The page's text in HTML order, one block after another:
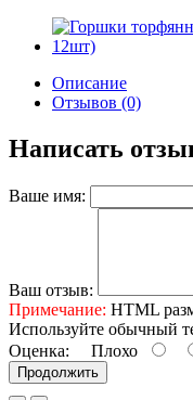
Описание
Отзывов (0)
Написать
Ваше имя:
Ваш отзыв:
Примечание: HTML
Используйте обычный
Оценка: Плохо
Продолжить